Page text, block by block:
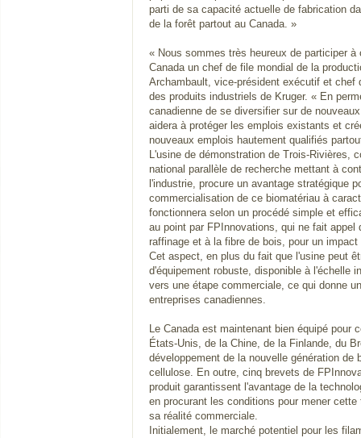
parti de sa capacité actuelle de fabrication
de la forêt partout au Canada. »
« Nous sommes très heureux de participer à
Canada un chef de file mondial de la
Archambault, vice-président exécutif et chef
des produits industriels de Kruger. « En
canadienne de se diversifier sur de
aidera à protéger les emplois existants et
nouveaux emplois hautement qualifiés
L'usine de démonstration de Trois-Rivières,
national parallèle de recherche mettant à
l'industrie, procure un avantage stratégique
commercialisation de ce biomatériau à
fonctionnera selon un procédé simple et
au point par FPInnovations, qui ne fait appel
raffinage et à la fibre de bois, pour un
Cet aspect, en plus du fait que l'usine peut
d'équipement robuste, disponible à l'échelle
vers une étape commerciale, ce qui donne
entreprises canadiennes.
Le Canada est maintenant bien équipé pour
États-Unis, de la Chine, de la Finlande, du
développement de la nouvelle génération de
cellulose. En outre, cinq brevets de
produit garantissent l'avantage de la
en procurant les conditions pour mener
sa réalité commerciale.
Initialement, le marché potentiel pour les